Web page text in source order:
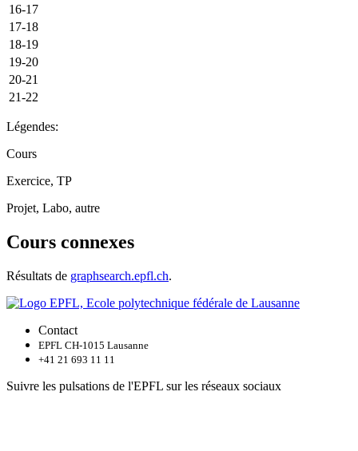
16-17
17-18
18-19
19-20
20-21
21-22
Légendes:
Cours
Exercice, TP
Projet, Labo, autre
Cours connexes
Résultats de graphsearch.epfl.ch.
Contact
EPFL CH-1015 Lausanne
+41 21 693 11 11
Suivre les pulsations de l'EPFL sur les réseaux sociaux